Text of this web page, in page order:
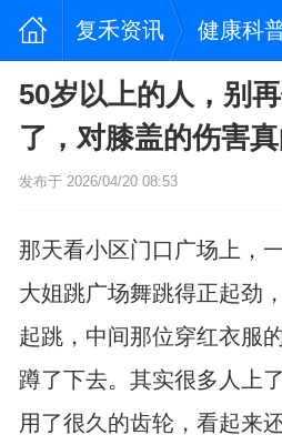
复禾资讯 健康科
50岁以上的人，别
了，对膝盖的伤害
发布于 2026/04/20 08:53
那天看小区门口广场上，
大姐跳广场舞跳得正起劲
起跳，中间那位穿红衣服
蹲了下去。其实很多人上
用了很久的齿轮，看起来